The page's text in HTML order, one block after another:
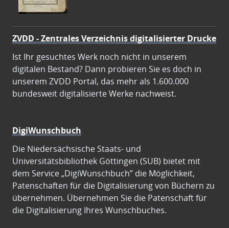
ZVDD - Zentrales Verzeichnis digitalisierter Drucke
Ist Ihr gesuchtes Werk noch nicht in unserem
digitalen Bestand? Dann probieren Sie es doch in
unserem ZVDD Portal, das mehr als 1.600.000
bundesweit digitalisierte Werke nachweist.
DigiWunschbuch
Die Niedersächsische Staats- und
Universitätsbibliothek Göttingen (SUB) bietet mit
dem Service „DigiWunschbuch” die Möglichkeit,
Patenschaften für die Digitalisierung von Büchern zu
übernehmen. Übernehmen Sie die Patenschaft für
die Digitalisierung Ihres Wunschbuches.